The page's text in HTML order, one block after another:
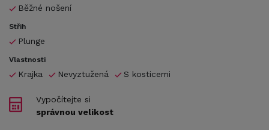
Běžné nošení
Střih
Plunge
Vlastnosti
Krajka Nevyztužená S kosticemi
Vypočítejte si
správnou velikost